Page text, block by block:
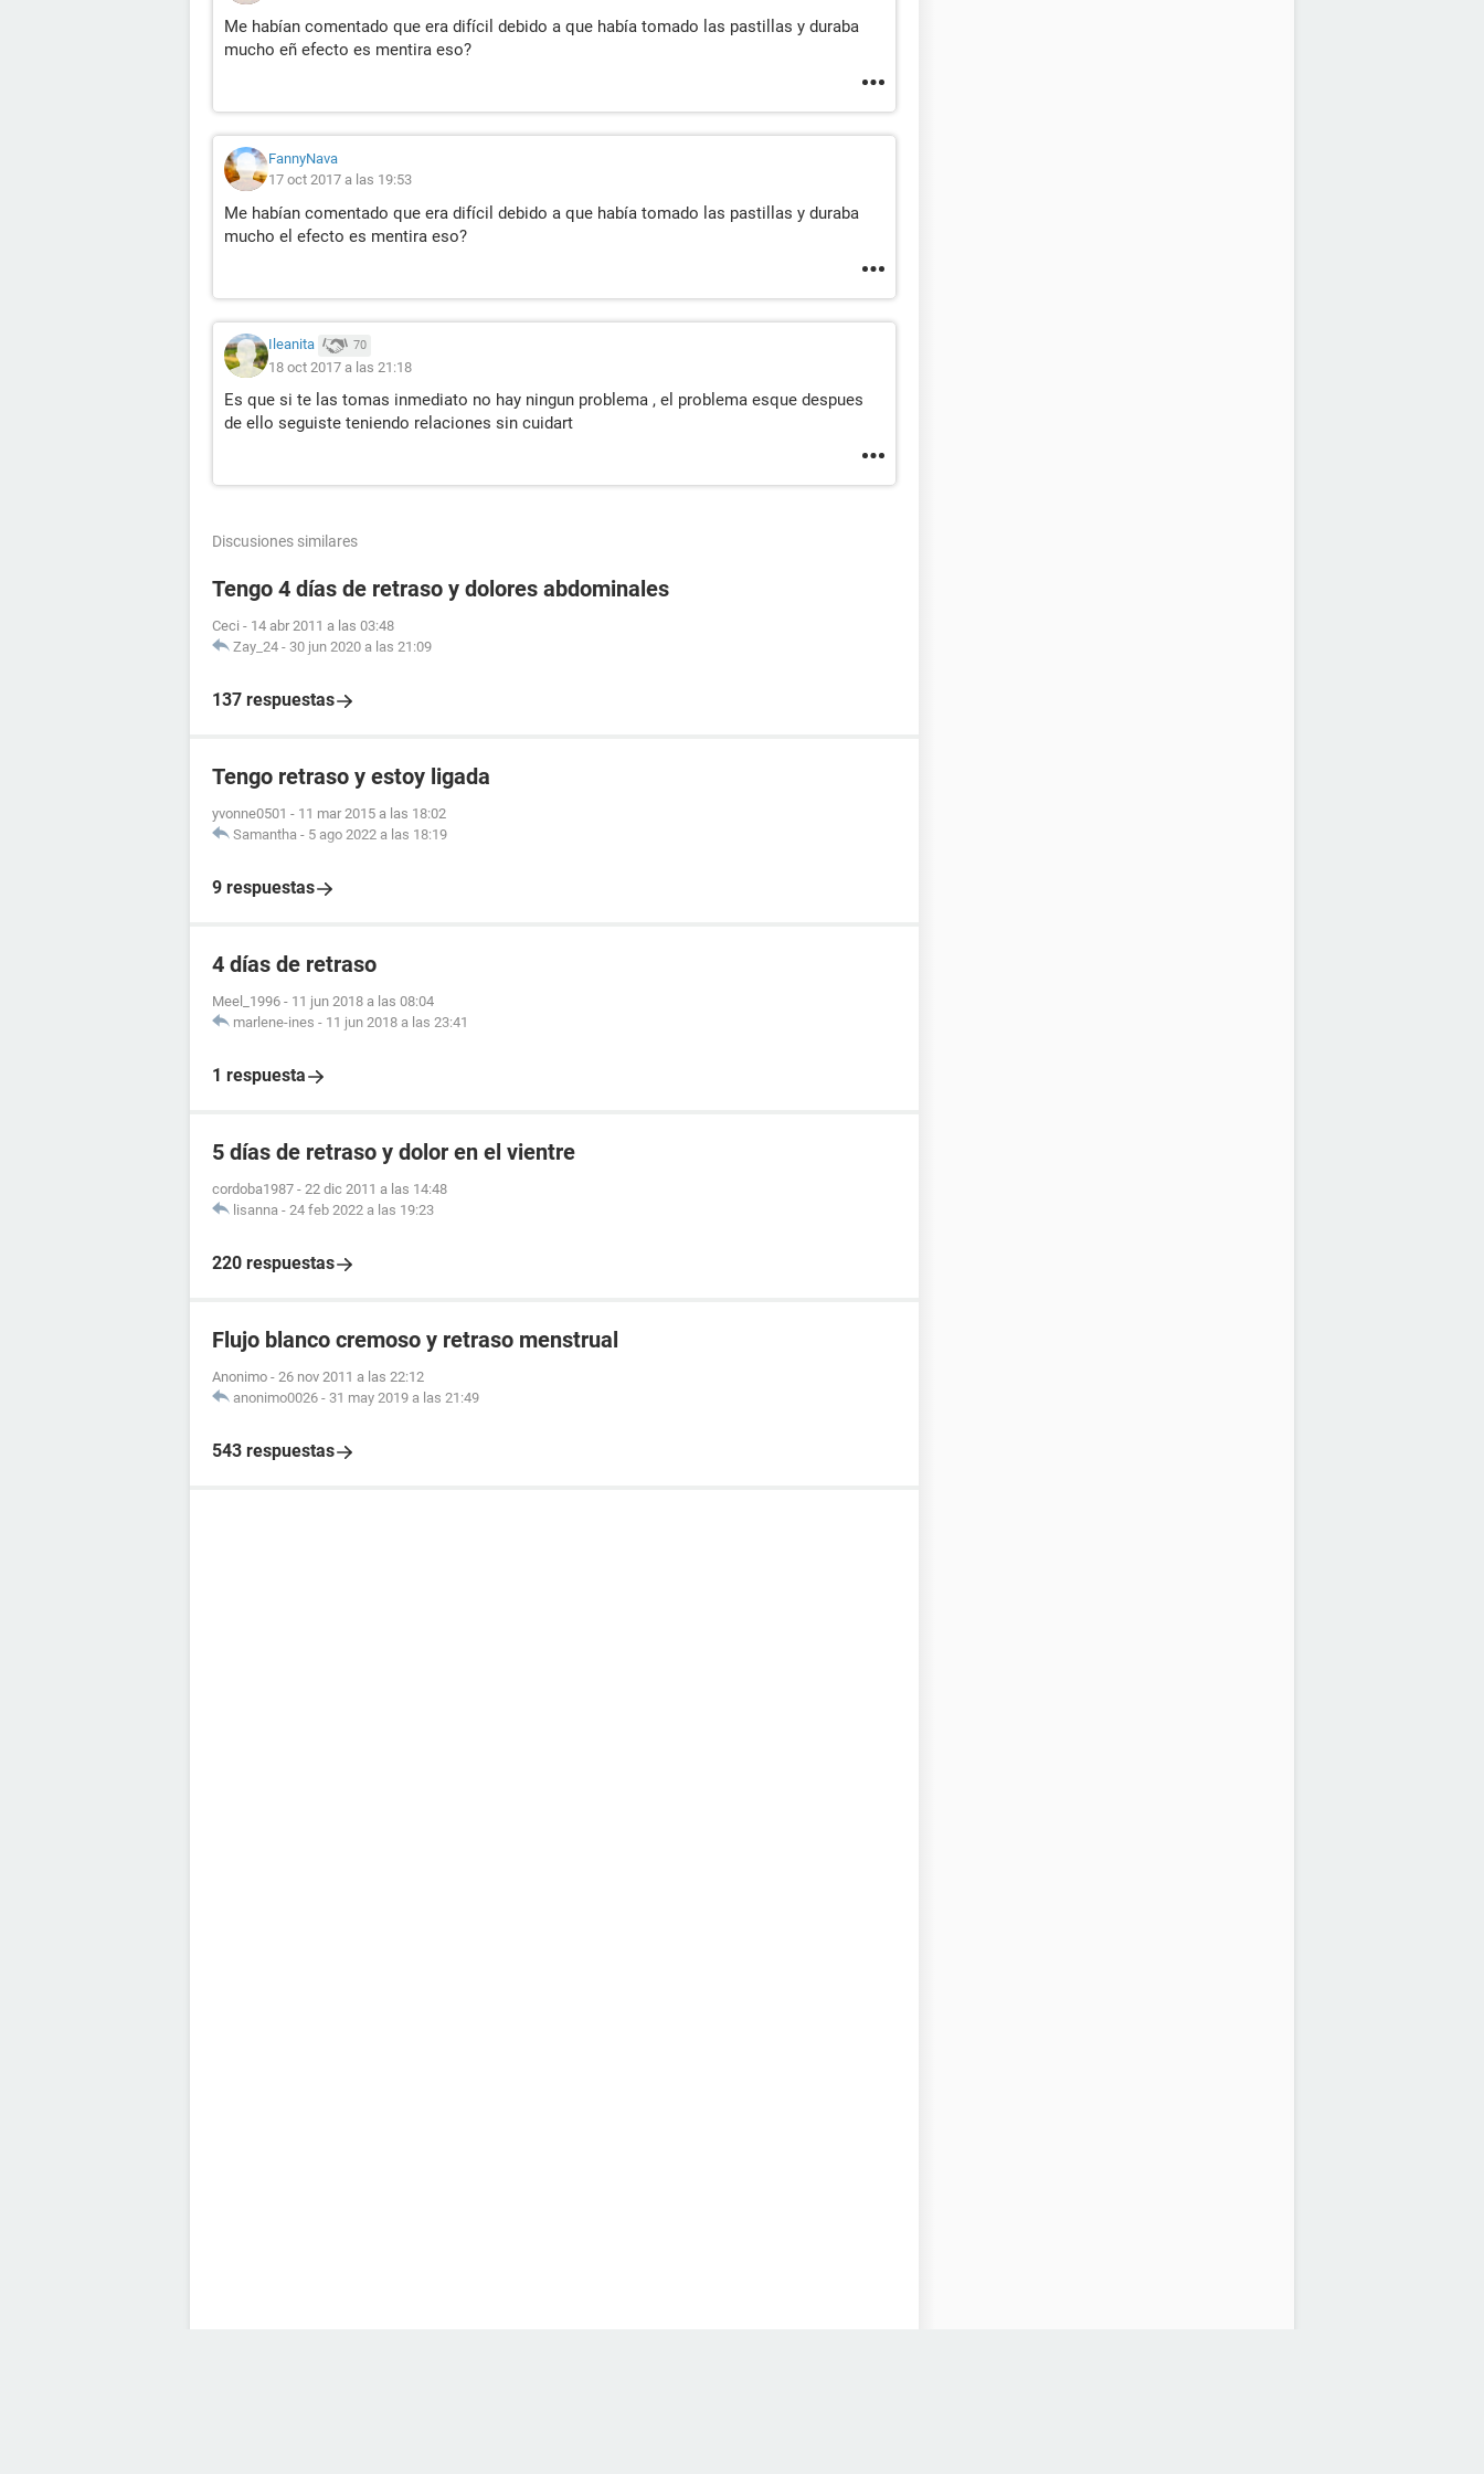
Me habían comentado que era difícil debido a que había tomado las pastillas y duraba
mucho eñ efecto es mentira eso?
FannyNava
17 oct 2017 a las 19:53
Me habían comentado que era difícil debido a que había tomado las pastillas y duraba
mucho el efecto es mentira eso?
Ileanita 70
18 oct 2017 a las 21:18
Es que si te las tomas inmediato no hay ningun problema , el problema esque despues
de ello seguiste teniendo relaciones sin cuidart
Discusiones similares
Tengo 4 días de retraso y dolores abdominales
Ceci - 14 abr 2011 a las 03:48
Zay_24 - 30 jun 2020 a las 21:09
137 respuestas
Tengo retraso y estoy ligada
yvonne0501 - 11 mar 2015 a las 18:02
Samantha - 5 ago 2022 a las 18:19
9 respuestas
4 días de retraso
Meel_1996 - 11 jun 2018 a las 08:04
marlene-ines - 11 jun 2018 a las 23:41
1 respuesta
5 días de retraso y dolor en el vientre
cordoba1987 - 22 dic 2011 a las 14:48
lisanna - 24 feb 2022 a las 19:23
220 respuestas
Flujo blanco cremoso y retraso menstrual
Anonimo - 26 nov 2011 a las 22:12
anonimo0026 - 31 may 2019 a las 21:49
543 respuestas